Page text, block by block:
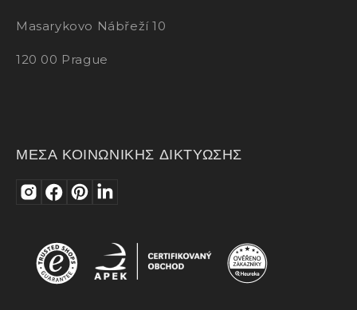
Masarykovo Nábřeží 10
120 00 Prague
ΜΕΣΑ ΚΟΙΝΩΝΙΚΗΣ ΔΙΚΤΥΩΣΗΣ